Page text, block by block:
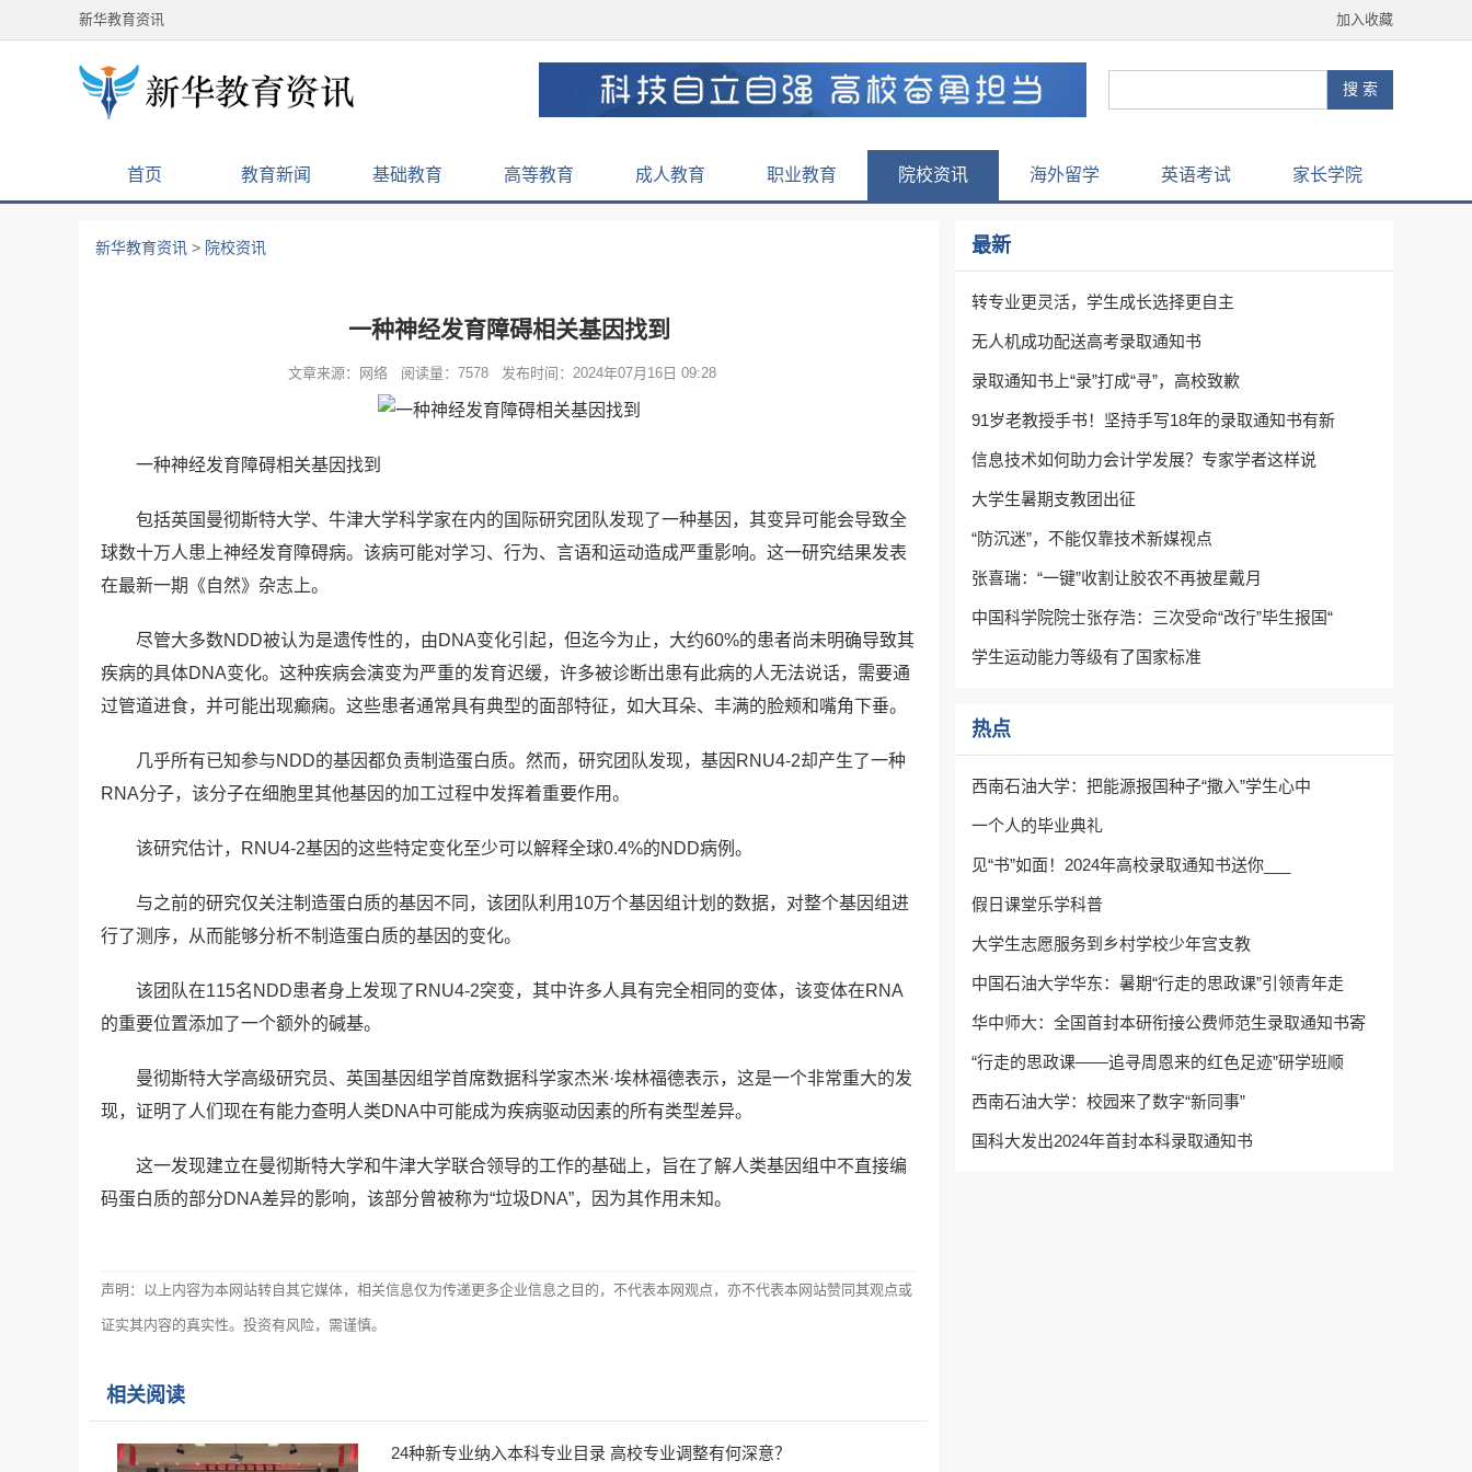
新华教育资讯 加入收藏
首页 教育新闻 基础教育 高等教育 成人教育 职业教育 院校资讯 海外留学 英语考试 家长学院
新华教育资讯 > 院校资讯
一种神经发育障碍相关基因找到
文章来源：网络 阅读量：7578 发布时间：2024年07月16日 09:28
一种神经发育障碍相关基因找到
包括英国曼彻斯特大学、牛津大学科学家在内的国际研究团队发现了一种基因，其变异可能会导致全
球数十万人患上神经发育障碍病。该病可能对学习、行为、言语和运动造成严重影响。这一研究结果发表
在最新一期《自然》杂志上。
尽管大多数NDD被认为是遗传性的，由DNA变化引起，但迄今为止，大约60%的患者尚未明确导致其
疾病的具体DNA变化。这种疾病会演变为严重的发育迟缓，许多被诊断出患有此病的人无法说话，需要通
过管道进食，并可能出现癫痫。这些患者通常具有典型的面部特征，如大耳朵、丰满的脸颊和嘴角下垂。
几乎所有已知参与NDD的基因都负责制造蛋白质。然而，研究团队发现，基因RNU4-2却产生了一种
RNA分子，该分子在细胞里其他基因的加工过程中发挥着重要作用。
该研究估计，RNU4-2基因的这些特定变化至少可以解释全球0.4%的NDD病例。
与之前的研究仅关注制造蛋白质的基因不同，该团队利用10万个基因组计划的数据，对整个基因组进
行了测序，从而能够分析不制造蛋白质的基因的变化。
该团队在115名NDD患者身上发现了RNU4-2突变，其中许多人具有完全相同的变体，该变体在RNA
的重要位置添加了一个额外的碱基。
曼彻斯特大学高级研究员、英国基因组学首席数据科学家杰米·埃林福德表示，这是一个非常重大的发
现，证明了人们现在有能力查明人类DNA中可能成为疾病驱动因素的所有类型差异。
这一发现建立在曼彻斯特大学和牛津大学联合领导的工作的基础上，旨在了解人类基因组中不直接编
码蛋白质的部分DNA差异的影响，该部分曾被称为“垃圾DNA”，因为其作用未知。
声明：以上内容为本网站转自其它媒体，相关信息仅为传递更多企业信息之目的，不代表本网观点，亦不代表本网站赞同其观点或
证实其内容的真实性。投资有风险，需谨慎。
相关阅读
24种新专业纳入本科专业目录 高校专业调整有何深意？
最新
转专业更灵活，学生成长选择更自主
无人机成功配送高考录取通知书
录取通知书上“录”打成“寻”，高校致歉
91岁老教授手书！坚持手写18年的录取通知书有新
信息技术如何助力会计学发展？专家学者这样说
大学生暑期支教团出征
“防沉迷”，不能仅靠技术新媒视点
张喜瑞：“一键”收割让胶农不再披星戴月
中国科学院院士张存浩：三次受命“改行”毕生报国“
学生运动能力等级有了国家标准
热点
西南石油大学：把能源报国种子“撒入”学生心中
一个人的毕业典礼
见“书”如面！2024年高校录取通知书送你___
假日课堂乐学科普
大学生志愿服务到乡村学校少年宫支教
中国石油大学华东：暑期“行走的思政课”引领青年走
华中师大：全国首封本研衔接公费师范生录取通知书寄
“行走的思政课——追寻周恩来的红色足迹”研学班顺
西南石油大学：校园来了数字“新同事”
国科大发出2024年首封本科录取通知书